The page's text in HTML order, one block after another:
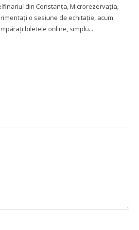
din Constanța, Microrezervația,
o sesiune de echitație, acum
biletele online, simplu...